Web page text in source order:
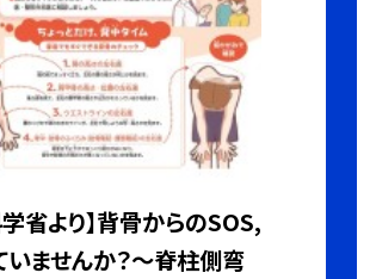
学省より】背骨からのSOS,
いませんか？～脊柱側弯